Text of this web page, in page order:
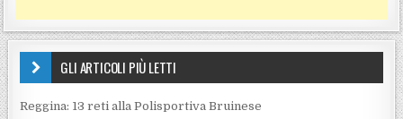
GLI ARTICOLI PIÙ LETTI
Reggina: 13 reti alla Polisportiva Bruinese